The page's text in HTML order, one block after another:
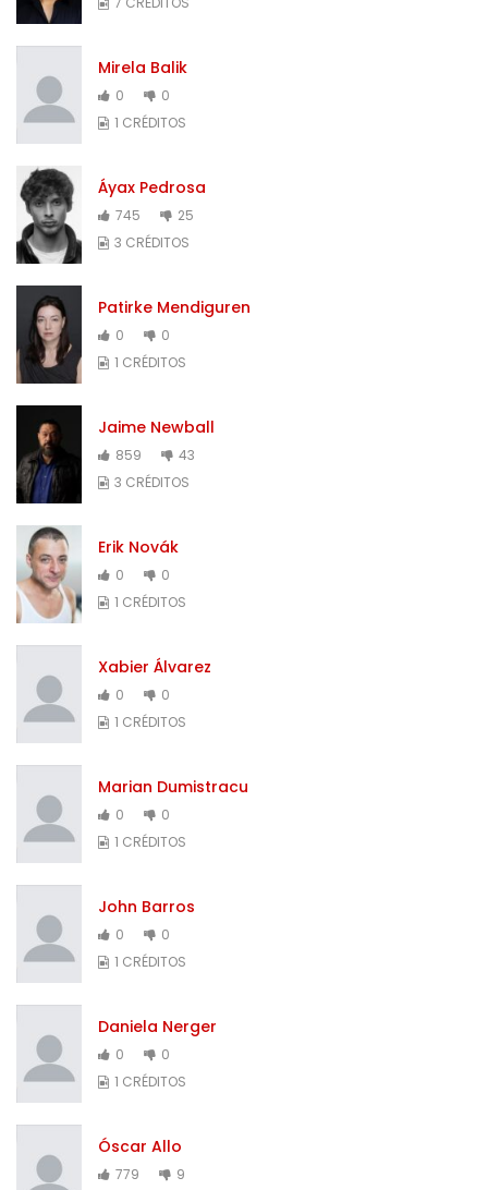
Mirela Balik
0
0
1 CRÉDITOS
Áyax Pedrosa
745
25
3 CRÉDITOS
Patirke Mendiguren
0
0
1 CRÉDITOS
Jaime Newball
859
43
3 CRÉDITOS
Erik Novák
0
0
1 CRÉDITOS
Xabier Álvarez
0
0
1 CRÉDITOS
Marian Dumistracu
0
0
1 CRÉDITOS
John Barros
0
0
1 CRÉDITOS
Daniela Nerger
0
0
1 CRÉDITOS
Óscar Allo
779
9